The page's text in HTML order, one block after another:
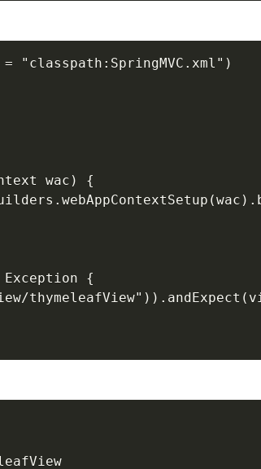
"classpath:SpringMVC.xml")
wac) {
{